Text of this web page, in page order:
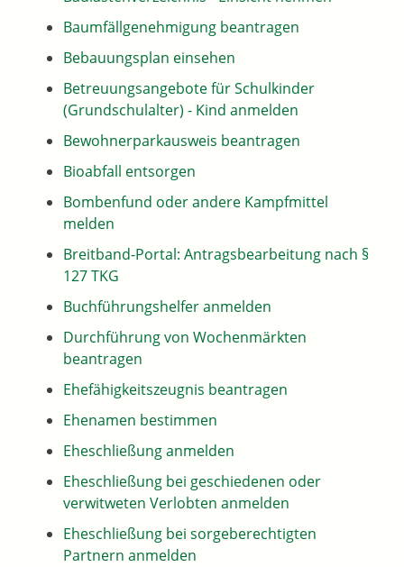
Baumfällgenehmigung beantragen
Bebauungsplan einsehen
Betreuungsangebote für Schulkinder
(Grundschulalter) - Kind anmelden
Bewohnerparkausweis beantragen
Bioabfall entsorgen
Bombenfund oder andere Kampfmittel
melden
Breitband-Portal: Antragsbearbeitung nach §
127 TKG
Buchführungshelfer anmelden
Durchführung von Wochenmärkten
beantragen
Ehefähigkeitszeugnis beantragen
Ehenamen bestimmen
Eheschließung anmelden
Eheschließung bei geschiedenen oder
verwitweten Verlobten anmelden
Eheschließung bei sorgeberechtigten
Partnern anmelden